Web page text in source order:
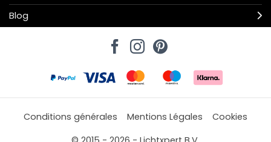
Blog
Conditions générales Mentions Légales
Cookies